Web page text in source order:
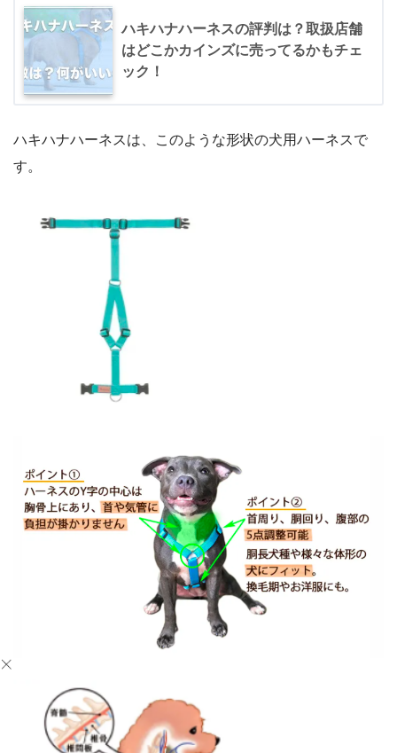
ハキハナハーネスの評判は？取扱店舗
はどこかカインズに売ってるかもチェ
ック！
ハキハナハーネスは、このような形状の犬用ハーネスで
す。